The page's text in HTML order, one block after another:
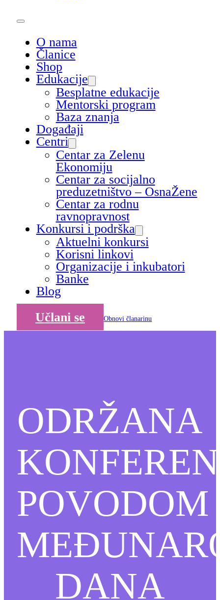
O nama
Članice
Shop
Edukacije
Besplatne edukacije
Mentorski program
Baza znanja
Događaji
Centri
Centar za Zelenu
Ekonomiju
Centar za socijalno
preduzetništvo – OsnaŽene
Centar za rodnu
ravnopravnost
Konkursi i podrška
Aktuelni konkursi
Korisni linkovi
Organizacije i inkubatori
Banke
Blog
Učlani se
Obnovi članarinu
ODRŽANA
POVODOM
DANA